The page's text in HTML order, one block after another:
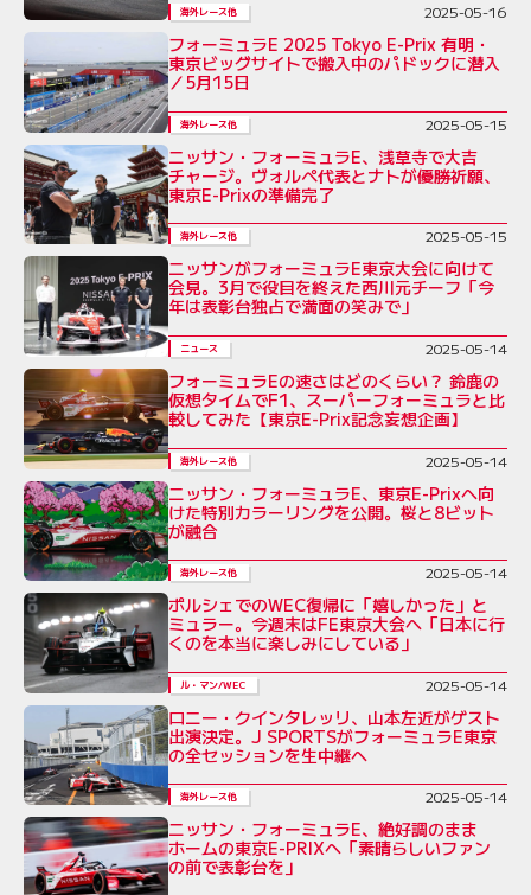
海外レース他 2025-05-16
フォーミュラE 2025 Tokyo E-Prix 有明・
東京ビッグサイトで搬入中のパドックに潜入
／5月15日
海外レース他 2025-05-15
ニッサン・フォーミュラE、浅草寺で大吉
チャージ。ヴォルペ代表とナトが優勝祈願、
東京E-Prixの準備完了
海外レース他 2025-05-15
ニッサンがフォーミュラE東京大会に向けて
会見。3月で役目を終えた西川元チーフ「今
年は表彰台独占で満面の笑みで」
ニュース 2025-05-14
フォーミュラEの速さはどのくらい？ 鈴鹿の
仮想タイムでF1、スーパーフォーミュラと比
較してみた【東京E-Prix記念妄想企画】
海外レース他 2025-05-14
ニッサン・フォーミュラE、東京E-Prixへ向
けた特別カラーリングを公開。桜と8ビット
が融合
海外レース他 2025-05-14
ポルシェでのWEC復帰に「嬉しかった」と
ミュラー。今週末はFE東京大会へ「日本に行
くのを本当に楽しみにしている」
ル・マン/WEC 2025-05-14
ロニー・クインタレッリ、山本左近がゲスト
出演決定。J SPORTSがフォーミュラE東京
の全セッションを生中継へ
海外レース他 2025-05-14
ニッサン・フォーミュラE、絶好調のまま
ホームの東京E-PRIXへ「素晴らしいファン
の前で表彰台を」